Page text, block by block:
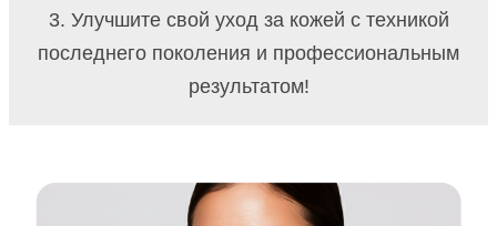
3. Улучшите свой уход за кожей с техникой
последнего поколения и профессиональным
результатом!